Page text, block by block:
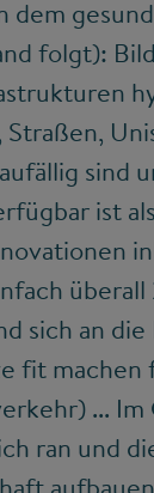
dem
folgt):
Straßen,
sind
ist
überall
sich an
fit machen
... Im
ran und